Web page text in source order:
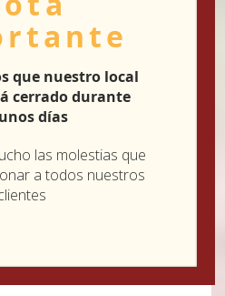
que nuestro local
cerrado durante
días
las molestias que
a todos nuestros